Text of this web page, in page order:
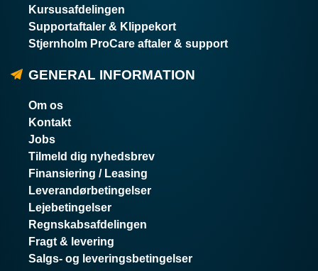
Kursusafdelingen
Supportaftaler & Klippekort
Stjernholm ProCare aftaler & support
GENERAL INFORMATION
Om os
Kontakt
Jobs
Tilmeld dig nyhedsbrev
Finansiering / Leasing
Leverandørbetingelser
Lejebetingelser
Regnskabsafdelingen
Fragt & levering
Salgs- og leveringsbetingelser